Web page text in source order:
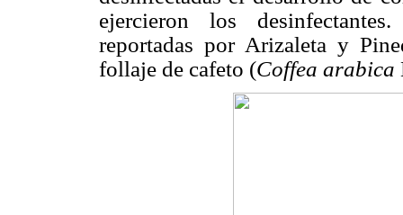
ejercieron los
reportadas por Arizaleta y
follaje de cafeto (Coffea arabica